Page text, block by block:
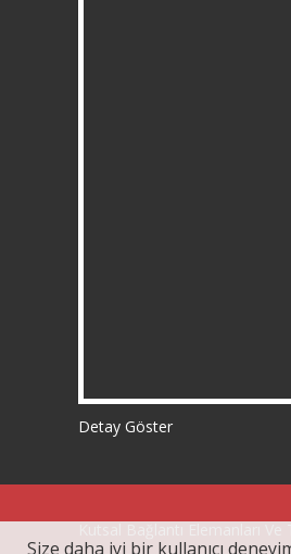
Detay Göster
Size daha iyi bir kullanıcı